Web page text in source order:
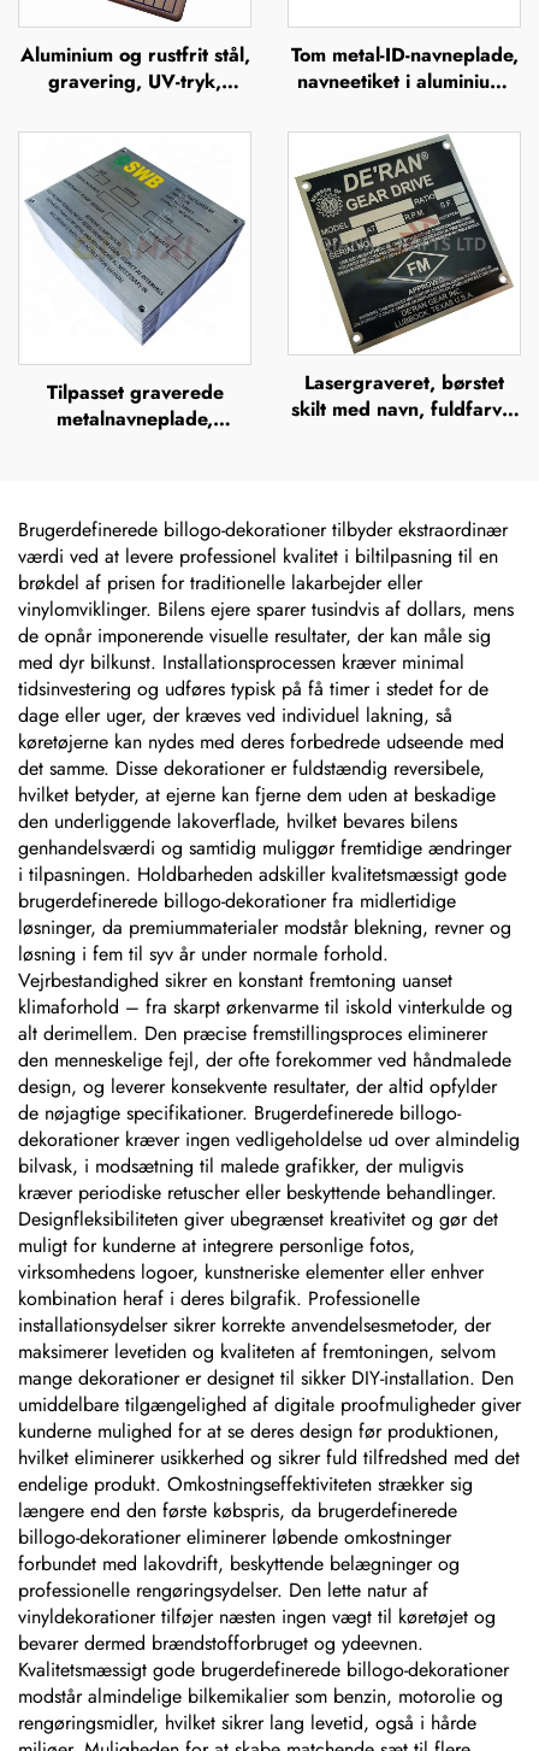
Aluminium og rustfrit stål,
gravering, UV-tryk,
metalnavneplader,
mærkeskilte, forhøjet
metalplade
Tom metal-ID-navneplade,
navneetiket i aluminium,
navneplade i rustfrit stål,
mærkeskilt
Tilpasset graverede
metalnavneplade,
Lasergraveret, børstet
skilt med navn, fuldfarvet
Brugerdefinerede billogo-dekorationer tilbyder ekstraordinær
værdi ved at levere professionel kvalitet i biltilpasning til en
brøkdel af prisen for traditionelle lakarbejder eller
vinylomviklinger. Bilens ejere sparer tusindvis af dollars, mens
de opnår imponerende visuelle resultater, der kan måle sig
med dyr bilkunst. Installationsprocessen kræver minimal
tidsinvestering og udføres typisk på få timer i stedet for de
dage eller uger, der kræves ved individuel lakning, så
køretøjerne kan nydes med deres forbedrede udseende med
det samme. Disse dekorationer er fuldstændig reversibele,
hvilket betyder, at ejerne kan fjerne dem uden at beskadige
den underliggende lakoverflade, hvilket bevares bilens
genhandelsværdi og samtidig muliggør fremtidige ændringer
i tilpasningen. Holdbarheden adskiller kvalitetsmæssigt gode
brugerdefinerede billogo-dekorationer fra midlertidige
løsninger, da premiummaterialer modstår blekning, revner og
løsning i fem til syv år under normale forhold.
Vejrbestandighed sikrer en konstant fremtoning uanset
klimaforhold – fra skarpt ørkenvarme til iskold vinterkulde og
alt derimellem. Den præcise fremstillingsproces eliminerer
den menneskelige fejl, der ofte forekommer ved håndmalede
design, og leverer konsekvente resultater, der altid opfylder
de nøjagtige specifikationer. Brugerdefinerede billogo-
dekorationer kræver ingen vedligeholdelse ud over almindelig
bilvask, i modsætning til malede grafikker, der muligvis
kræver periodiske retuscher eller beskyttende behandlinger.
Designfleksibiliteten giver ubegrænset kreativitet og gør det
muligt for kunderne at integrere personlige fotos,
virksomhedens logoer, kunstneriske elementer eller enhver
kombination heraf i deres bilgrafik. Professionelle
installationsydelser sikrer korrekte anvendelsesmetoder, der
maksimerer levetiden og kvaliteten af fremtoningen, selvom
mange dekorationer er designet til sikker DIY-installation. Den
umiddelbare tilgængelighed af digitale proofmuligheder giver
kunderne mulighed for at se deres design før produktionen,
hvilket eliminerer usikkerhed og sikrer fuld tilfredshed med det
endelige produkt. Omkostningseffektiviteten strækker sig
længere end den første købspris, da brugerdefinerede
billogo-dekorationer eliminerer løbende omkostninger
forbundet med lakovdrift, beskyttende belægninger og
professionelle rengøringsydelser. Den lette natur af
vinyldekorationer tilføjer næsten ingen vægt til køretøjet og
bevarer dermed brændstofforbruget og ydeevnen.
Kvalitetsmæssigt gode brugerdefinerede billogo-dekorationer
modstår almindelige bilkemikalier som benzin, motorolie og
rengøringsmidler, hvilket sikrer lang levetid, også i hårde